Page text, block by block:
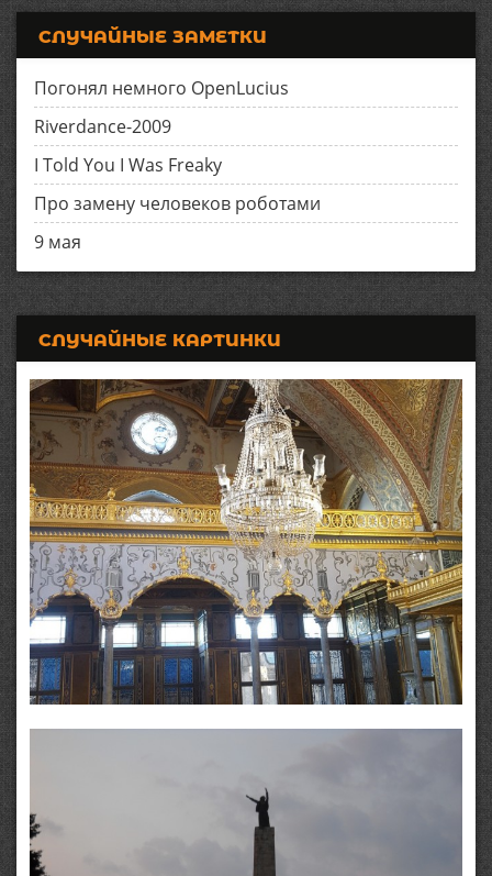
СЛУЧАЙНЫЕ ЗАМЕТКИ
Погонял немного OpenLucius
Riverdance-2009
I Told You I Was Freaky
Про замену человеков роботами
9 мая
СЛУЧАЙНЫЕ КАРТИНКИ